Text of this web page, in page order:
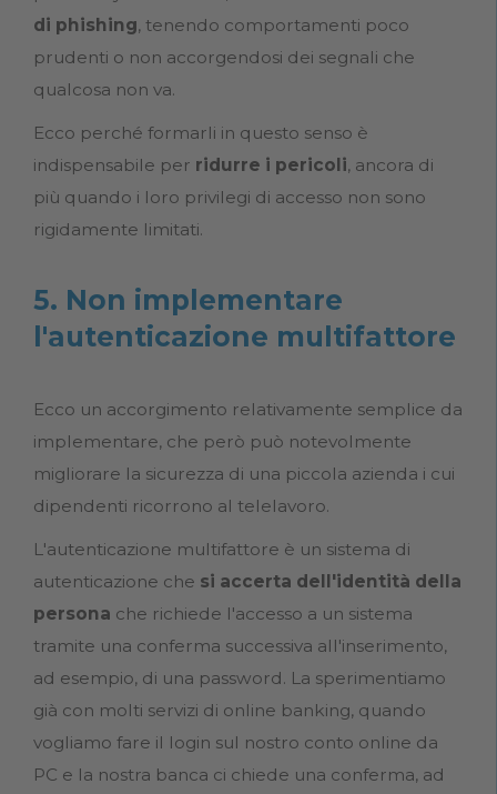
di phishing, tenendo comportamenti poco
prudenti o non accorgendosi dei segnali che
qualcosa non va.
Ecco perché formarli in questo senso è
indispensabile per ridurre i pericoli, ancora di
più quando i loro privilegi di accesso non sono
rigidamente limitati.
5. Non implementare
l'autenticazione multifattore
Ecco un accorgimento relativamente semplice da
implementare, che però può notevolmente
migliorare la sicurezza di una piccola azienda i cui
dipendenti ricorrono al telelavoro.
L'autenticazione multifattore è un sistema di
autenticazione che si accerta dell'identità della
persona che richiede l'accesso a un sistema
tramite una conferma successiva all'inserimento,
ad esempio, di una password. La sperimentiamo
già con molti servizi di online banking, quando
vogliamo fare il login sul nostro conto online da
PC e la nostra banca ci chiede una conferma, ad